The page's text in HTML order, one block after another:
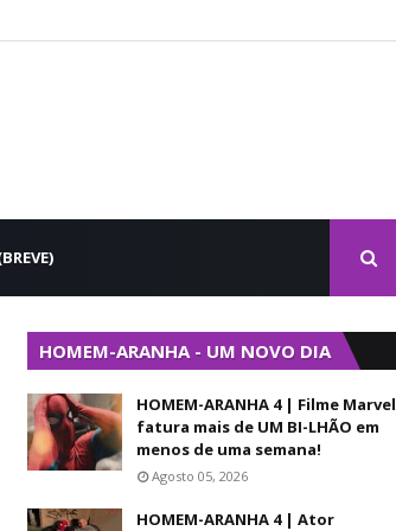
HOMEM-ARANHA - UM NOVO DIA
HOMEM-ARANHA 4 | Filme Marvel
fatura mais de UM BI-LHÃO em
menos de uma semana!
Agosto 05, 2026
HOMEM-ARANHA 4 | Ator